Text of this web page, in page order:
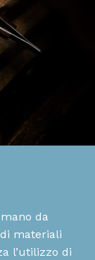
da
materiali
l’utilizzo di